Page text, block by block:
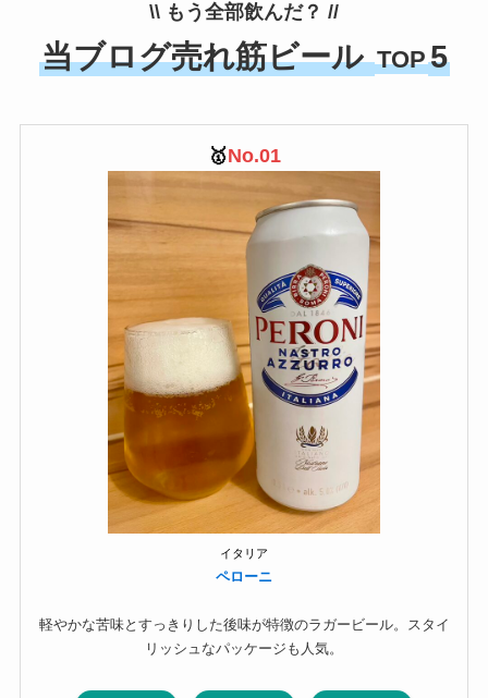
\\ もう全部飲んだ？ //
当ブログ売れ筋ビールTOP5
🥇No.01
イタリア
ペローニ
軽やかな苦味とすっきりした後味が特徴のラガービール。スタイ
リッシュなパッケージも人気。